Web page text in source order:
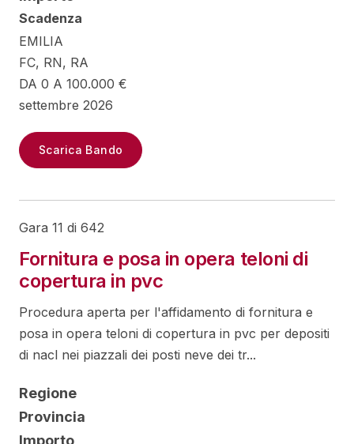
Scadenza
EMILIA
FC, RN, RA
DA 0 A 100.000 €
settembre 2026
Scarica Bando
Gara 11 di 642
Fornitura e posa in opera teloni di
copertura in pvc
Procedura aperta per l'affidamento di fornitura e
posa in opera teloni di copertura in pvc per depositi
di nacl nei piazzali dei posti neve dei tr...
Regione
Provincia
Importo